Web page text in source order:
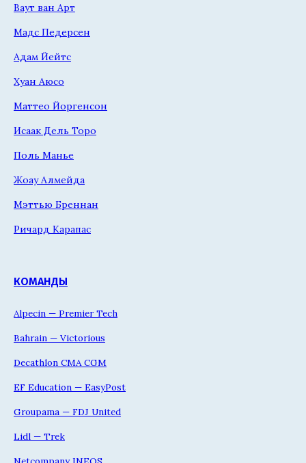
Ваут ван Арт
Мадс Педерсен
Адам Йейтс
Хуан Аюсо
Маттео Йоргенсон
Исаак Дель Торо
Поль Манье
Жоау Алмейда
Мэттью Бреннан
Ричард Карапас
КОМАНДЫ
Alpecin — Premier Tech
Bahrain — Victorious
Decathlon CMA CGM
EF Education — EasyPost
Groupama — FDJ United
Lidl — Trek